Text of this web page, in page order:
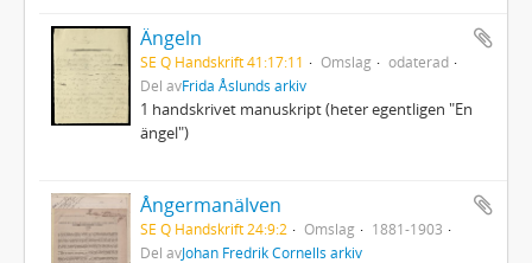
Ängeln
SE Q Handskrift 41:17:11 Omslag
odaterad
Del avFrida Åslunds arkiv
1 handskrivet manuskript (heter egentligen "En
ängel")
Ångermanälven
SE Q Handskrift 24:9:2 Omslag
1881-1903
Del avJohan Fredrik Cornells arkiv